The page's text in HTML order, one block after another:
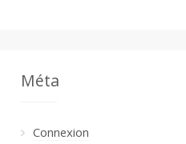
Méta
Connexion